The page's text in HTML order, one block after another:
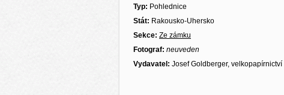
Typ: Pohlednice
Stát: Rakousko-Uhersko
Sekce: Ze zámku
Fotograf: neuveden
Vydavatel: Josef Goldberger, velkopapírnictví